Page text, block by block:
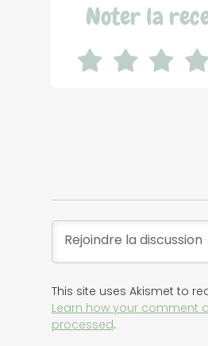
Noter la
This site uses Akismet to
Learn how your comment
processed.